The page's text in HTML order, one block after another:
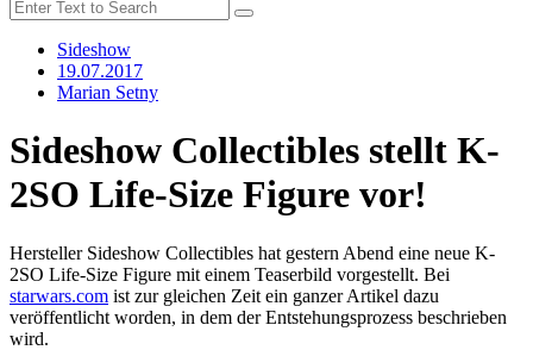
Sideshow
19.07.2017
Marian Setny
Sideshow Collectibles stellt K-
2SO Life-Size Figure vor!
Hersteller Sideshow Collectibles hat gestern Abend eine neue K-
2SO Life-Size Figure mit einem Teaserbild vorgestellt. Bei
starwars.com ist zur gleichen Zeit ein ganzer Artikel dazu
veröffentlicht worden, in dem der Entstehungsprozess beschrieben
wird.